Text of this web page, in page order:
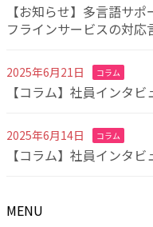
【お知らせ】多言語サ
フラインサービスの対応
2025年6月21日 コラム
【コラム】社員インタ
2025年6月14日 コラム
【コラム】社員インタ
MENU